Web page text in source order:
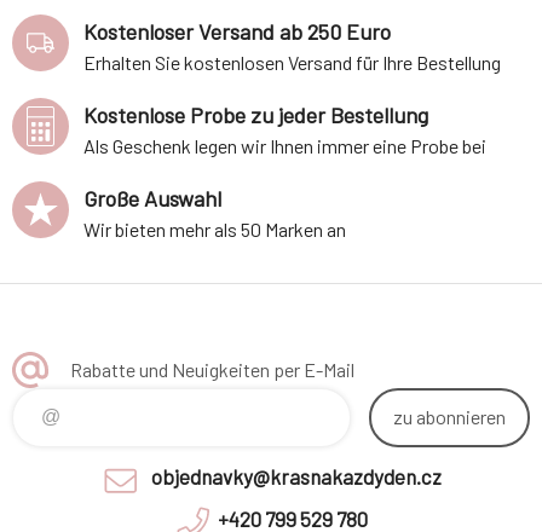
Kostenloser Versand ab 250 Euro
Erhalten Sie kostenlosen Versand für Ihre Bestellung
Kostenlose Probe zu jeder Bestellung
Als Geschenk legen wir Ihnen immer eine Probe bei
Große Auswahl
Wir bieten mehr als 50 Marken an
Rabatte und Neuigkeiten per E-Mail
zu abonnieren
objednavky@krasnakazdyden.cz
+420 799 529 780